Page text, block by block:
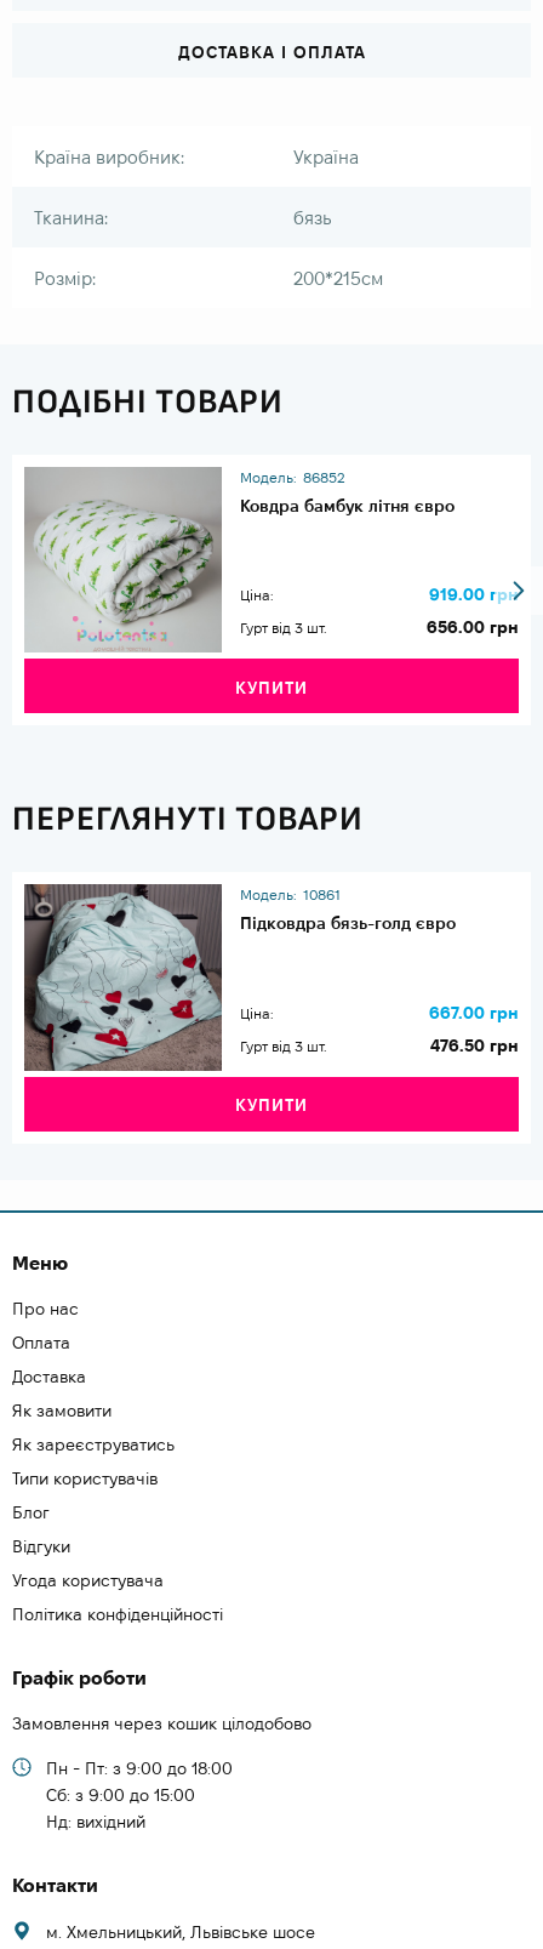
ДОСТАВКА І ОПЛАТА
Країна виробник: Україна
Тканина: бязь
Розмір: 200*215см
ПОДІБНІ ТОВАРИ
Модель: 86852
Ковдра бамбук літня євро
Ціна: 919.00 грн
Гурт від 3 шт. 656.00 грн
КУПИТИ
ПЕРЕГЛЯНУТІ ТОВАРИ
Модель: 10861
Підковдра бязь-голд євро
Ціна: 667.00 грн
Гурт від 3 шт. 476.50 грн
КУПИТИ
Меню
Про нас
Оплата
Доставка
Як замовити
Як зареєструватись
Типи користувачів
Блог
Відгуки
Угода користувача
Політика конфіденційності
Графік роботи
Замовлення через кошик цілодобово
Пн - Пт: з 9:00 до 18:00
Cб: з 9:00 до 15:00
Нд: вихідний
Контакти
м. Хмельницький, Львівське шосе